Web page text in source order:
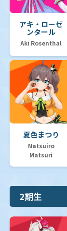
アキ・ローゼ
ンタール
Aki Rosenthal
夏色まつり
Natsuiro
Matsuri
2期生